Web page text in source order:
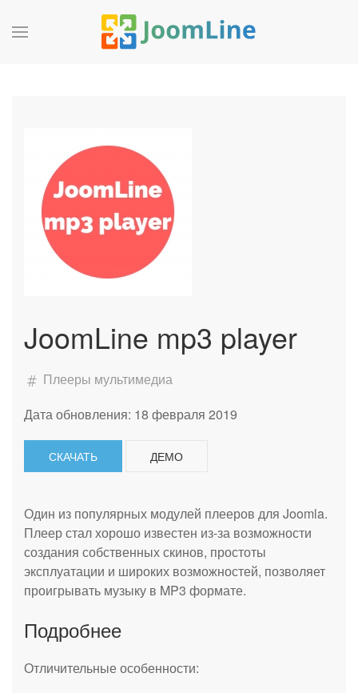
JoomLine mp3 player
Плееры мультимедиа
Дата обновления: 18 февраля 2019
СКАЧАТЬ ДЕМО
Один из популярных модулей плееров для Joomla.
Плеер стал хорошо известен из-за возможности
создания собственных скинов, простоты
эксплуатации и широких возможностей, позволяет
проигрывать музыку в MP3 формате.
Подробнее
Отличительные особенности: